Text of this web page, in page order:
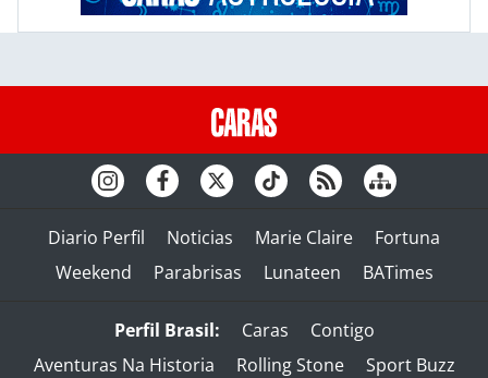
Diario Perfil Noticias Marie Claire
Fortuna
Weekend
Parabrisas Lunateen BATimes
Perfil Brasil: Caras
Contigo
Aventuras Na Historia
Rolling Stone
Sport Buzz